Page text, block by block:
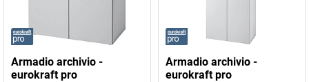
Armadio archivio -
eurokraft pro
Armadio archivio -
eurokraft pro